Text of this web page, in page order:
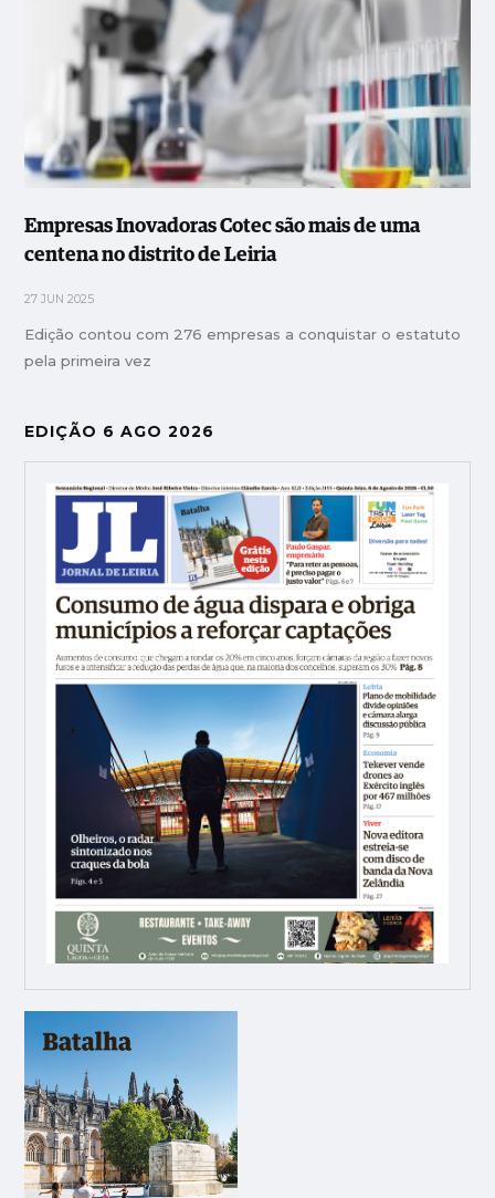
Empresas Inovadoras Cotec são mais de uma
centena no distrito de Leiria
27 JUN 2025
Edição contou com 276 empresas a conquistar o estatuto
pela primeira vez
EDIÇÃO 6 AGO 2026